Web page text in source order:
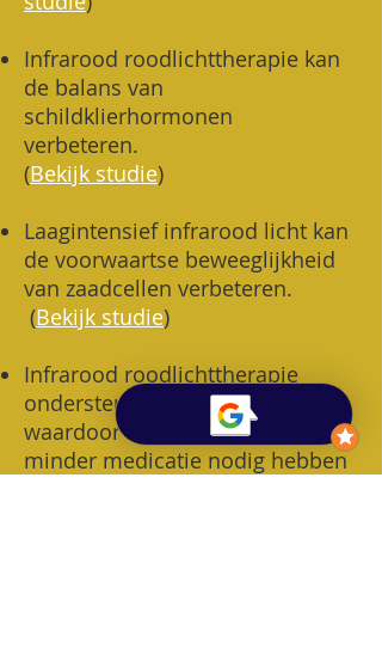
Infrarood roodlichttherapie kan
de balans van
schildklierhormonen
verbeteren.
(Bekijk studie)
Laagintensief infrarood licht kan
de voorwaartse beweeglijkheid
van zaadcellen verbeteren.
(Bekijk studie)
Infrarood roodlichttherapie
ondersteunt de schildklier,
waardoor sommige mensen
minder medicatie nodig hebben